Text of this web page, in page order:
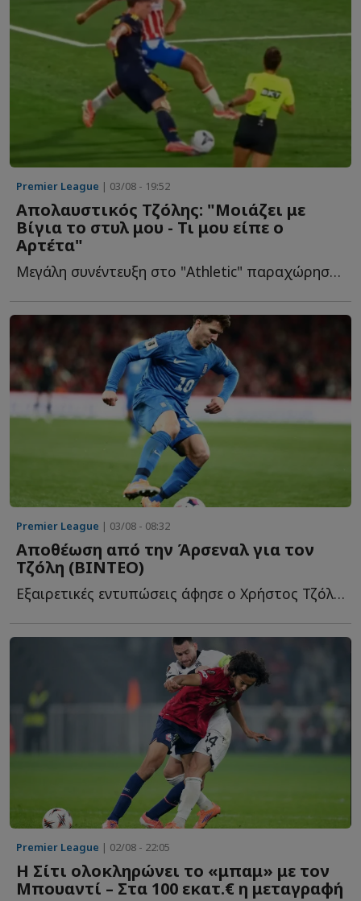
Premier League | 03/08 - 19:52
Απολαυστικός Τζόλης: "Μοιάζει με
Βίγια το στυλ μου - Τι μου είπε ο
Αρτέτα"
Μεγάλη συνέντευξη στο "Athletic" παραχώρησε ο διεθνής εξτρέμ, μ...
Premier League | 03/08 - 08:32
Αποθέωση από την Άρσεναλ για τον
Τζόλη (ΒΙΝΤΕΟ)
Εξαιρετικές εντυπώσεις άφησε ο Χρήστος Τζόλης στη φ...
Premier League | 02/08 - 22:05
Η Σίτι ολοκληρώνει το «μπαμ» με τον
Μπουαντί – Στα 100 εκατ.€ η μεταγραφή